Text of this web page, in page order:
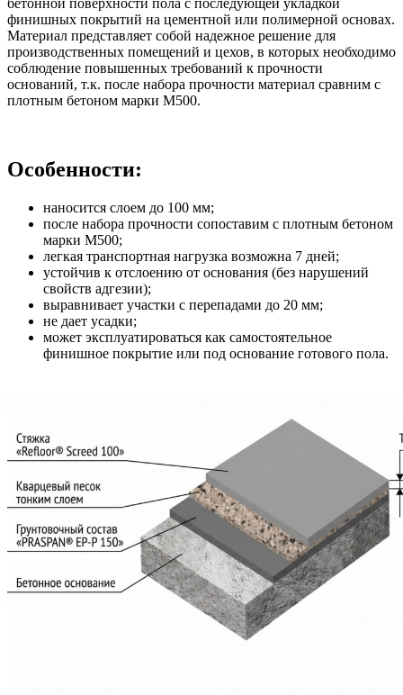
финишных покрытий на цементной или полимерной основах.
Материал представляет собой надежное решение для
производственных помещений и цехов, в которых необходимо
соблюдение повышенных требований к прочности
оснований, т.к. после набора прочности материал сравним с
плотным бетоном марки М500.
Особенности:
наносится слоем до 100 мм;
после набора прочности сопоставим с плотным бетоном
марки М500;
легкая транспортная нагрузка возможна 7 дней;
устойчив к отслоению от основания (без нарушений
свойств адгезии);
выравнивает участки с перепадами до 20 мм;
не дает усадки;
может эксплуатироваться как самостоятельное
финишное покрытие или под основание готового пола.